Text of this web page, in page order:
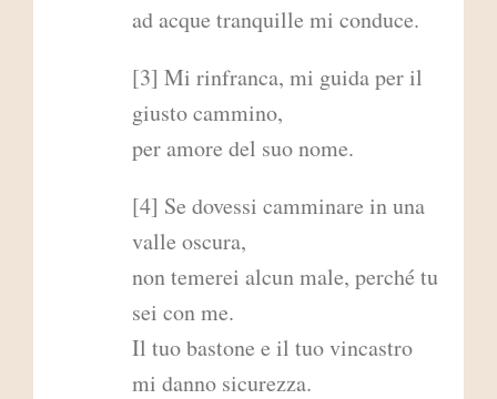
ad acque tranquille mi conduce.
[3] Mi rinfranca, mi guida per il
giusto cammino,
per amore del suo nome.
[4] Se dovessi camminare in una
valle oscura,
non temerei alcun male, perché tu
sei con me.
Il tuo bastone e il tuo vincastro
mi danno sicurezza.